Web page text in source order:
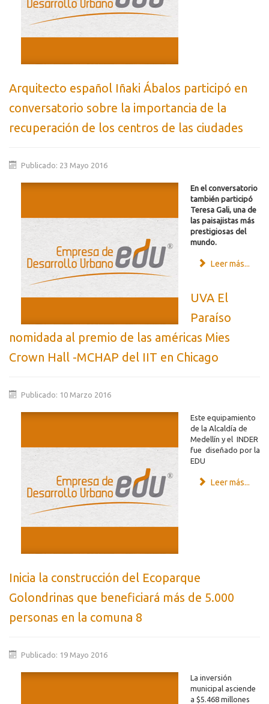
Arquitecto español Iñaki Ábalos participó en
conversatorio sobre la importancia de la
recuperación de los centros de las ciudades
Publicado: 23 Mayo 2016
En el conversatorio
también participó
Teresa Gali, una de
las paisajistas más
prestigiosas del
mundo.
Leer más...
UVA El
Paraíso
nomidada al premio de las américas Mies
Crown Hall -MCHAP del IIT en Chicago
Publicado: 10 Marzo 2016
Este equipamiento
de la Alcaldía de
Medellín y el INDER
fue diseñado por la
EDU
Leer más...
Inicia la construcción del Ecoparque
Golondrinas que beneficiará más de 5.000
personas en la comuna 8
Publicado: 19 Mayo 2016
La inversión
municipal asciende
a $5.468 millones